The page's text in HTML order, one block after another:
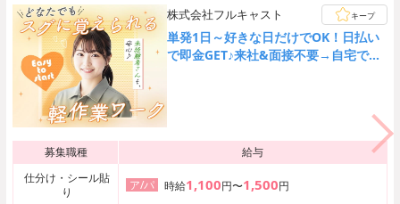
株式会社フルキャスト キープ
単発1日～好きな日だけでOK！日払い
で即金GET♪来社&面接不要→自宅でカ
募集職種
給与
仕分け・シール貼
り
ア/パ 時給1,100円〜1,500円